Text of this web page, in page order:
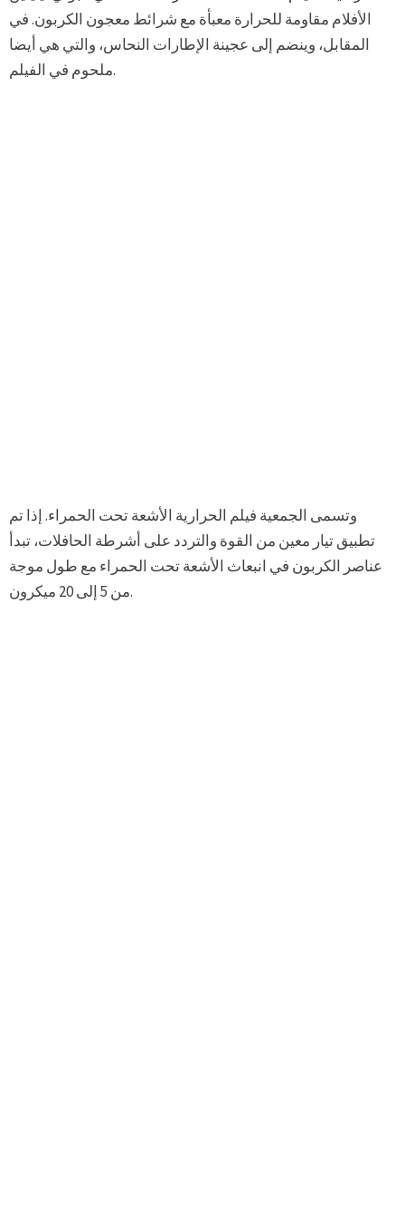
الأفلام مقاومة للحرارة معبأة مع شرائط معجون الكربون. في
المقابل، وينضم إلى عجينة الإطارات النحاس، والتي هي أيضا
ملحوم في الفيلم.
وتسمى الجمعية فيلم الحرارية الأشعة تحت الحمراء. إذا تم
تطبيق تيار معين من القوة والتردد على أشرطة الحافلات، تبدأ
عناصر الكربون في انبعاث الأشعة تحت الحمراء مع طول موجة
من 5 إلى 20 ميكرون.